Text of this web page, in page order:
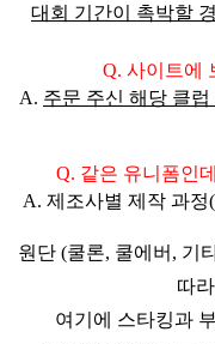
대회 기간이 촉박할
Q. 사이트에
A. 주문 주신 해당 클럽
Q. 같은 유니폼인
A. 제조사별 제작 과
원단 (쿨론, 쿨에버, 기
따
여기에 스타킹과